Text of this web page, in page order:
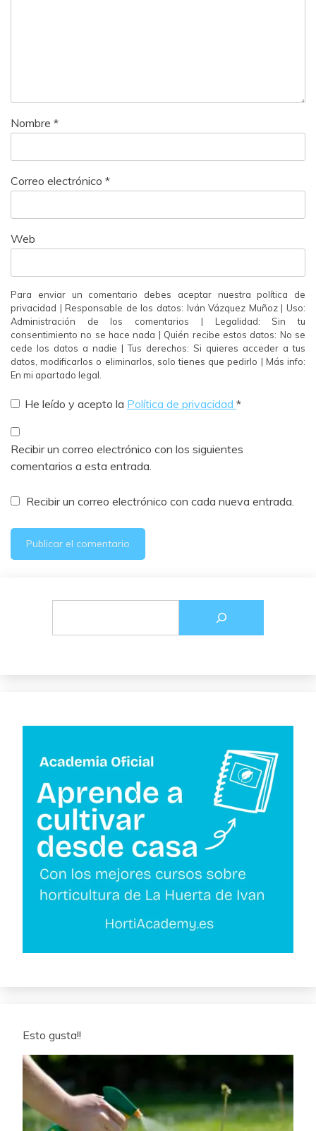
Nombre *
Correo electrónico *
Web
Para enviar un comentario debes aceptar nuestra política de
privacidad | Responsable de los datos: Iván Vázquez Muñoz | Uso:
Administración de los comentarios | Legalidad: Sin tu
consentimiento no se hace nada | Quién recibe estos datos: No se
cede los datos a nadie | Tus derechos: Si quieres acceder a tus
datos, modificarlos o eliminarlos, solo tienes que pedirlo | Más info:
En mi apartado legal.
He leído y acepto la Política de privacidad *
Recibir un correo electrónico con los siguientes
comentarios a esta entrada.
Recibir un correo electrónico con cada nueva entrada.
Esto gusta!!